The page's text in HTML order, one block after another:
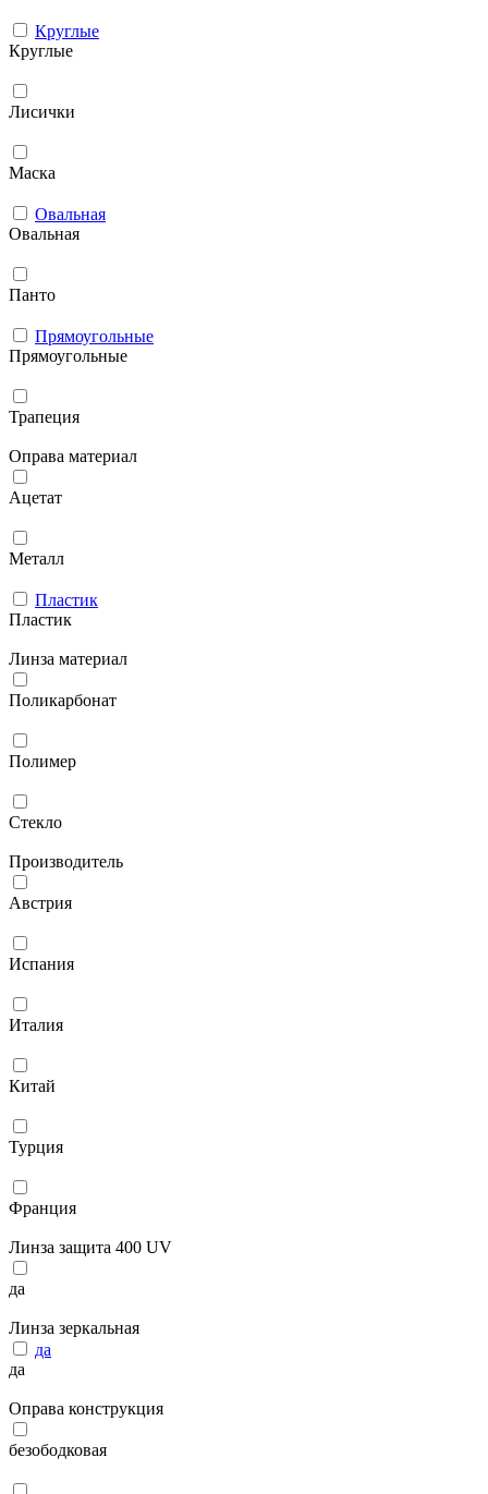
Круглые
Круглые
Лисички
Маска
Овальная
Овальная
Панто
Прямоугольные
Прямоугольные
Трапеция
Оправа материал
Ацетат
Металл
Пластик
Пластик
Линза материал
Поликарбонат
Полимер
Стекло
Производитель
Австрия
Испания
Италия
Китай
Турция
Франция
Линза защита 400 UV
да
Линза зеркальная
да
да
Оправа конструкция
безободковая